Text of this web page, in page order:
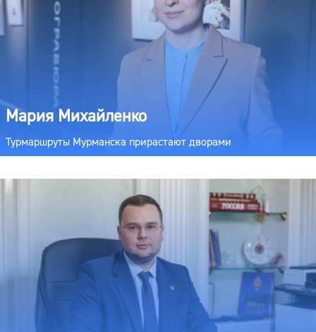
Мария Михайленко
Турмаршруты Мурманска прирастают дворами